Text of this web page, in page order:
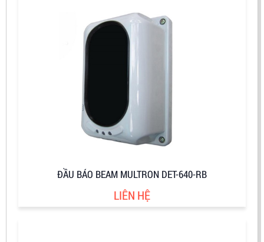
ĐẦU BÁO BEAM MULTRON DET-640-RB
LIÊN HỆ